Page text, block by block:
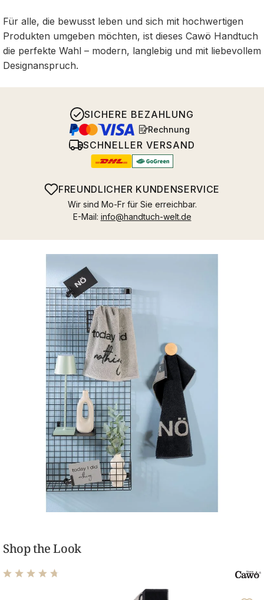
Für alle, die bewusst leben und sich mit hochwertigen
Produkten umgeben möchten, ist dieses Cawö Handtuch
die perfekte Wahl – modern, langlebig und mit liebevollem
Designanspruch.
SICHERE BEZAHLUNG
Rechnung
SCHNELLER VERSAND
FREUNDLICHER KUNDENSERVICE
Wir sind Mo-Fr für Sie erreichbar.
E-Mail: info@handtuch-welt.de
Shop the Look
Durchschnittliche Bewertung von 4.81 von 5 Sternen